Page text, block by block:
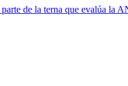
de la terna que evalúa la